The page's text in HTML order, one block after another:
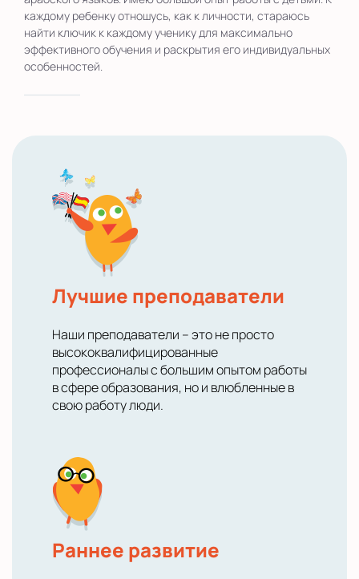
каждому ребенку отношусь, как к личности, стараюсь
найти ключик к каждому ученику для максимально
эффективного обучения и раскрытия его индивидуальных
особенностей.
Лучшие преподаватели
Наши преподаватели – это не просто
высококвалифицированные
профессионалы с большим опытом работы
в сфере образования, но и влюбленные в
свою работу люди.
Раннее развитие